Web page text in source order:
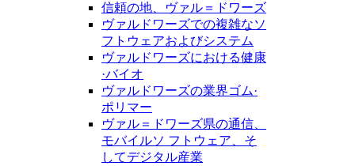
信頼の地、ヴァル＝ドワーズ
ヴァルドワーズでの複雑なソ
フトウェアおよびシステム
ヴァルドワーズにおける健康
·バイオ
ヴァルドワーズの業界ゴム·
ポリマー
ヴァル＝ドワーズ県の通信、
モバイルソ フトウェア、そ
してデジタル産業